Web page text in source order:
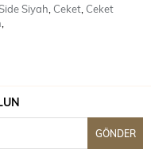
Siyah Ceket Ceket
GÖNDER